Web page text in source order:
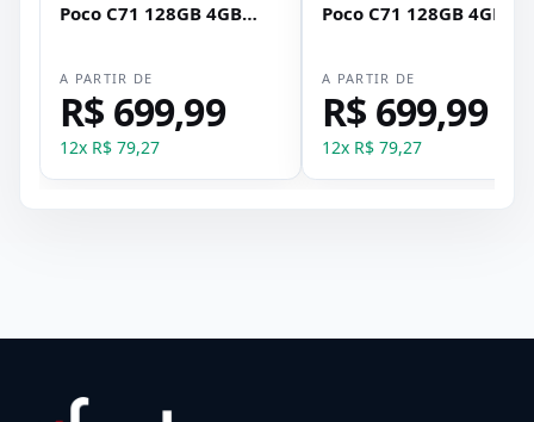
Poco C71 128GB 4GB
A PARTIR DE
R$ 699,99
12x R$ 79,27
Poco C71 128GB 4GB
A PARTIR DE
R$ 699,99
12x R$ 79,27